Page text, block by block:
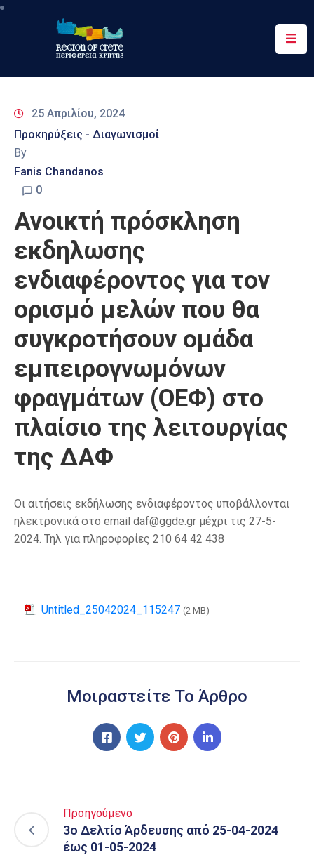
Περιφέρεια
&
Δράσεις
Ψηφιακές
Επικοινωνία
25 Απριλίου, 2024
Προκηρύξεις - Διαγωνισμοί
By
Fanis Chandanos
0
Ανοικτή πρόσκληση
εκδηλωσης
ενδιαφέροντος για τον
ορισμό μελών που θα
συγκροτήσουν ομάδα
εμπειρογνωμόνων
φραγμάτων (ΟΕΦ) στο
πλαίσιο της λειτουργίας
της ΔΑΦ
Οι αιτήσεις εκδήλωσης ενδιαφέροντος υποβάλλονται
ηλεκτρονικά στο email daf@ggde.gr μέχρι τις 27-5-
2024. Τηλ για πληροφορίες 210 64 42 438
Untitled_25042024_115247 (2 MB)
Μοιραστείτε Το Άρθρο
Προηγούμενο
3o Δελτίο Άρδευσης από 25-04-2024
έως 01-05-2024